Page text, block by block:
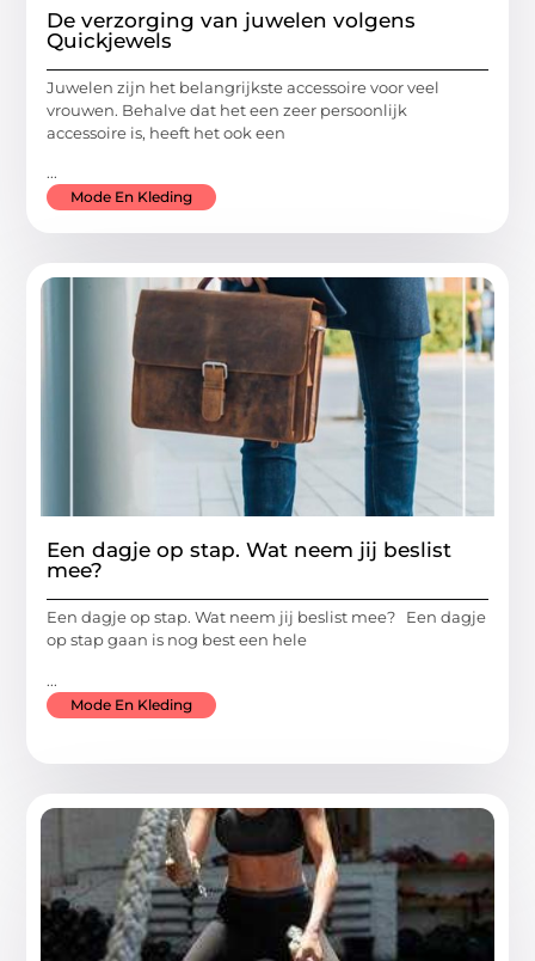
De verzorging van juwelen volgens
Quickjewels
Juwelen zijn het belangrijkste accessoire voor veel
vrouwen. Behalve dat het een zeer persoonlijk
accessoire is, heeft het ook een
...
Mode En Kleding
Een dagje op stap. Wat neem jij beslist
mee?
Een dagje op stap. Wat neem jij beslist mee? Een dagje
op stap gaan is nog best een hele
...
Mode En Kleding